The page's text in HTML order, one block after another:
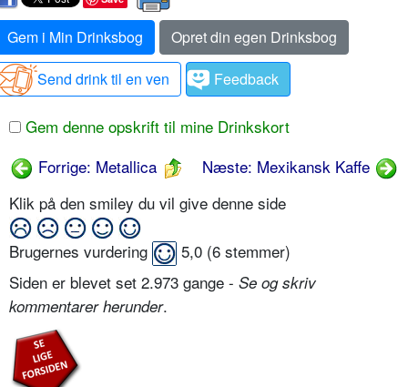
Gem i Min Drinksbog
Opret din egen Drinksbog
Send drink til en ven
Feedback
Gem denne opskrift til mine Drinkskort
Forrige: Metallica
Næste: Mexikansk Kaffe
Klik på den smiley du vil give denne side
Brugernes vurdering 5,0 (6 stemmer)
Siden er blevet set 2.973 gange - Se og skriv
kommentarer herunder.